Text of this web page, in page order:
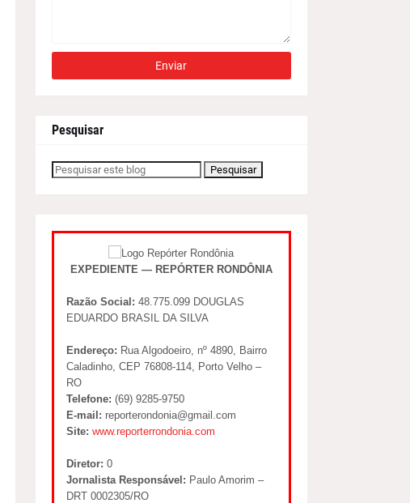
Pesquisar
EXPEDIENTE — REPÓRTER RONDÔNIA
Razão Social: 48.775.099 DOUGLAS
EDUARDO BRASIL DA SILVA
Endereço: Rua Algodoeiro, nº 4890, Bairro
Caladinho, CEP 76808-114, Porto Velho –
RO
Telefone: (69) 9285-9750
E-mail: reporterondonia@gmail.com
Site: www.reporterrondonia.com
Diretor: 0
Jornalista Responsável: Paulo Amorim –
DRT 0002305/RO